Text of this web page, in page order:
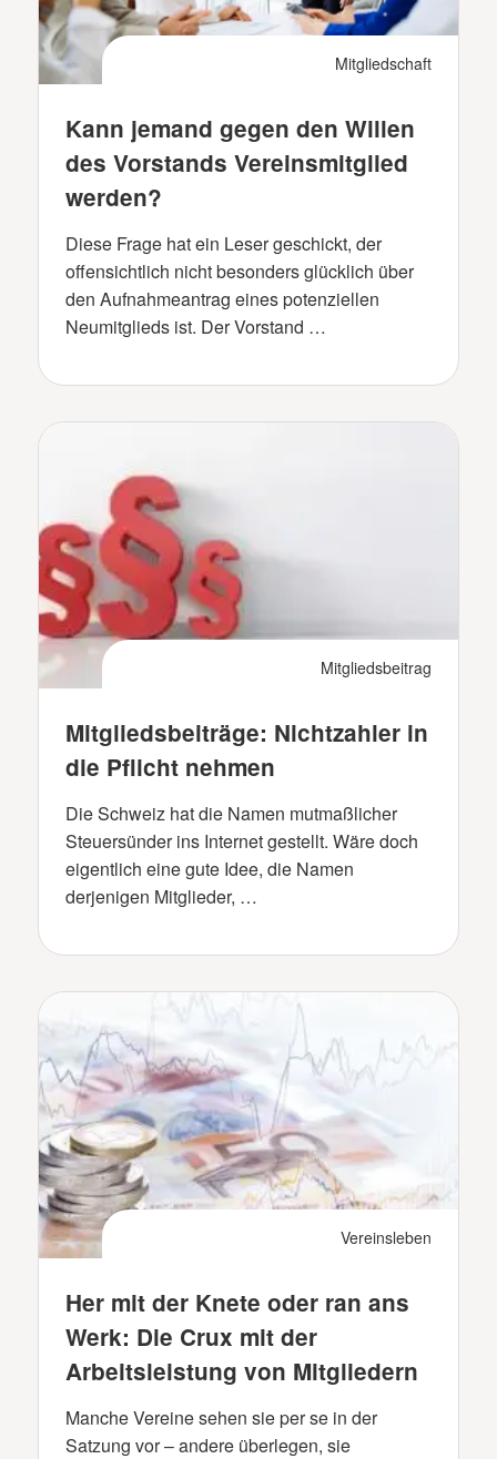
Mitgliedschaft
Kann jemand gegen den Willen
des Vorstands Vereinsmitglied
werden?
Diese Frage hat ein Leser geschickt, der
offensichtlich nicht besonders glücklich über
den Aufnahmeantrag eines potenziellen
Neumitglieds ist. Der Vorstand …
Mitgliedsbeitrag
Mitgliedsbeiträge: Nichtzahler in
die Pflicht nehmen
Die Schweiz hat die Namen mutmaßlicher
Steuersünder ins Internet gestellt. Wäre doch
eigentlich eine gute Idee, die Namen
derjenigen Mitglieder, …
Vereinsleben
Her mit der Knete oder ran ans
Werk: Die Crux mit der
Arbeitsleistung von Mitgliedern
Manche Vereine sehen sie per se in der
Satzung vor – andere überlegen, sie